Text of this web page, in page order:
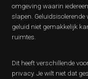
omgeving waarin
slapen.
geluid niet gemakkelijk
ruimtes.
Dit heeft verschillende
privacy. Je wilt niet dat